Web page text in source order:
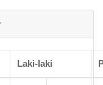
Laki-laki